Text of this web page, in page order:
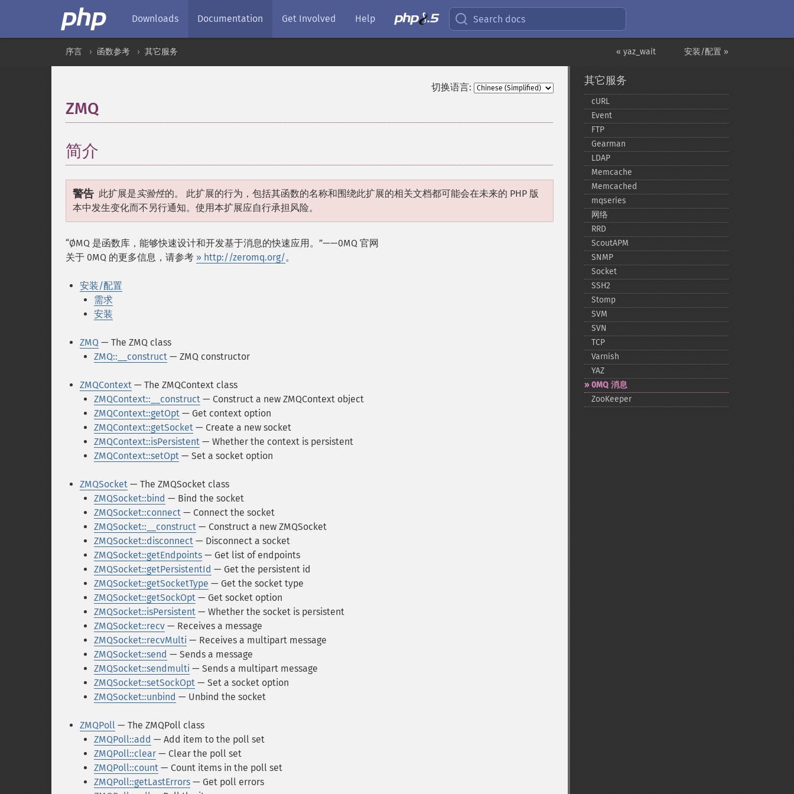
Downloads Documentation Get Involved Help Search docs
安装/配置 »
« yaz_wait
序言 函数参考 其它服务
切换语言:
ZMQ
简介
警告 此扩展是实验性的。 此扩展的行为，包括其函数的名称和围绕此扩展的相关文档都可能会在未来的 PHP 版
本中发生变化而不另行通知。使用本扩展应自行承担风险。
“ØMQ 是函数库，能够快速设计和开发基于消息的快速应用。”——0MQ 官网
关于 0MQ 的更多信息，请参考 » http://zeromq.org/。
安装/配置
需求
安装
ZMQ — The ZMQ class
ZMQ::__construct — ZMQ constructor
ZMQContext — The ZMQContext class
ZMQContext::__construct — Construct a new ZMQContext object
ZMQContext::getOpt — Get context option
ZMQContext::getSocket — Create a new socket
ZMQContext::isPersistent — Whether the context is persistent
ZMQContext::setOpt — Set a socket option
ZMQSocket — The ZMQSocket class
ZMQSocket::bind — Bind the socket
ZMQSocket::connect — Connect the socket
ZMQSocket::__construct — Construct a new ZMQSocket
ZMQSocket::disconnect — Disconnect a socket
ZMQSocket::getEndpoints — Get list of endpoints
ZMQSocket::getPersistentId — Get the persistent id
ZMQSocket::getSocketType — Get the socket type
ZMQSocket::getSockOpt — Get socket option
ZMQSocket::isPersistent — Whether the socket is persistent
ZMQSocket::recv — Receives a message
ZMQSocket::recvMulti — Receives a multipart message
ZMQSocket::send — Sends a message
ZMQSocket::sendmulti — Sends a multipart message
ZMQSocket::setSockOpt — Set a socket option
ZMQSocket::unbind — Unbind the socket
ZMQPoll — The ZMQPoll class
ZMQPoll::add — Add item to the poll set
ZMQPoll::clear — Clear the poll set
ZMQPoll::count — Count items in the poll set
ZMQPoll::getLastErrors — Get poll errors
其它服务
cURL
Event
FTP
Gearman
LDAP
Memcache
Memcached
mqseries
网络
RRD
ScoutAPM
SNMP
Socket
SSH2
Stomp
SVM
SVN
TCP
Varnish
YAZ
0MQ 消息
ZooKeeper